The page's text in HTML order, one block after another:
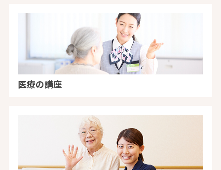
医療の講座